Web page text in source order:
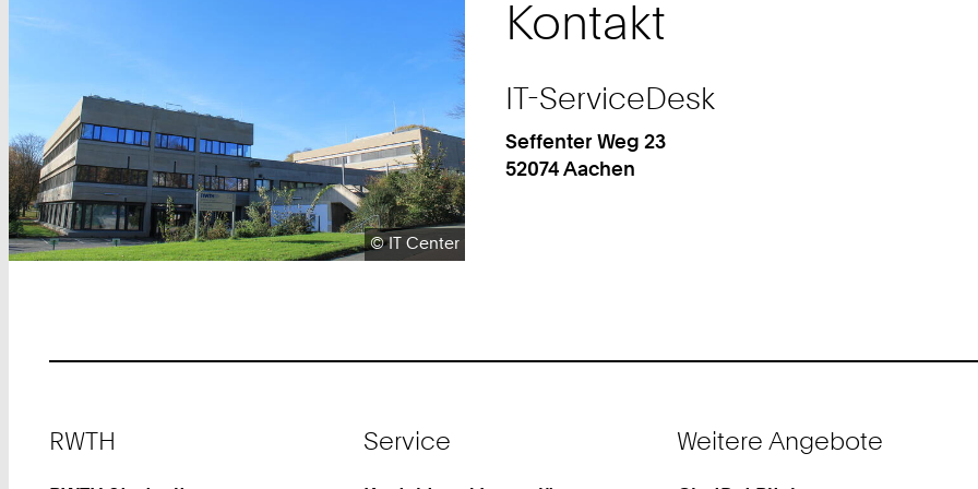
Urheberrecht:
©IT Center
Kontakt
IT-ServiceDesk
IT
Center
Work
Seffenter Weg 23
52074Aachen
RWTH Service Weitere Angebote